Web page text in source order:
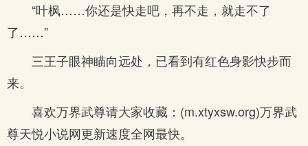
“叶枫……你还是快走吧，再不走，就走不了
了……”
三王子眼神瞄向远处，已看到有红色身影快步而
来。
喜欢万界武尊请大家收藏：(m.xtyxsw.org)万界武
尊天悦小说网更新速度全网最快。